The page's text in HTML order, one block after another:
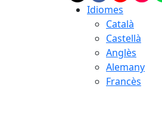
Idiomes
Català
Castellà
Anglès
Alemany
Francès